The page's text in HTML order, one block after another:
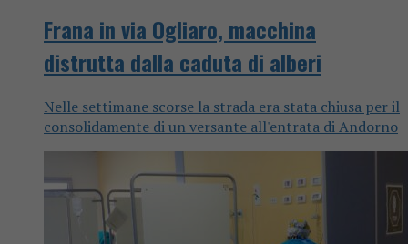
Frana in via Ogliaro, macchina
distrutta dalla caduta di alberi
Nelle settimane scorse la strada era stata chiusa per il
consolidamente di un versante all'entrata di Andorno